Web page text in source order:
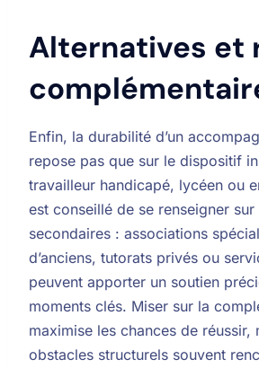
Alternatives et
Enfin, la durabilité d’un
repose pas que sur le dispositif
travailleur handicapé, lycéen ou
est conseillé de se renseigner
secondaires : associations
d’anciens, tutorats privés ou
peuvent apporter un soutien
moments clés. Miser sur la
maximise les chances de réussir,
obstacles structurels souvent